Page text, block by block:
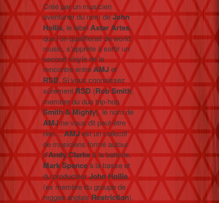
Créé par un musicien
aventurier du nom deJohn
Hollis, le labelAstarArtes,
que l’on qualifierait de world
music, s’apprête à sortir un
second vinyle de la
rencontre entreAMJet
RSD. Si vous connaissez
sûrementRSD (Rob Smith,
membre du duo trip-hop
Smith & Mighty), le nom de
AMJne vous dit peut-être
rien…AMJest un collectif
de musiciens formé autour
d’AndyClarkeà la batterie,
MarkSpenceà la basse et
du producteurJohn Hollis
(ex membre du groupe de
reggae anglaisRestriction).